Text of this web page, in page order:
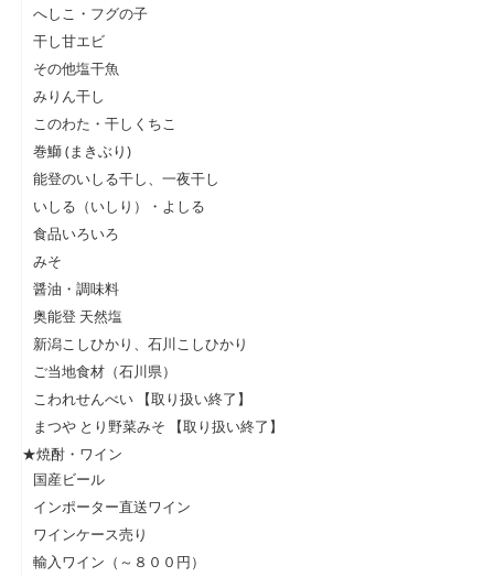
へしこ・フグの子
干し甘エビ
その他塩干魚
みりん干し
このわた・干しくちこ
巻鰤 (まきぶり)
能登のいしる干し、一夜干し
いしる（いしり）・よしる
食品いろいろ
みそ
醤油・調味料
奥能登 天然塩
新潟こしひかり、石川こしひかり
ご当地食材（石川県）
こわれせんべい 【取り扱い終了】
まつや とり野菜みそ 【取り扱い終了】
★焼酎・ワイン
国産ビール
インポーター直送ワイン
ワインケース売り
輸入ワイン（～８００円）